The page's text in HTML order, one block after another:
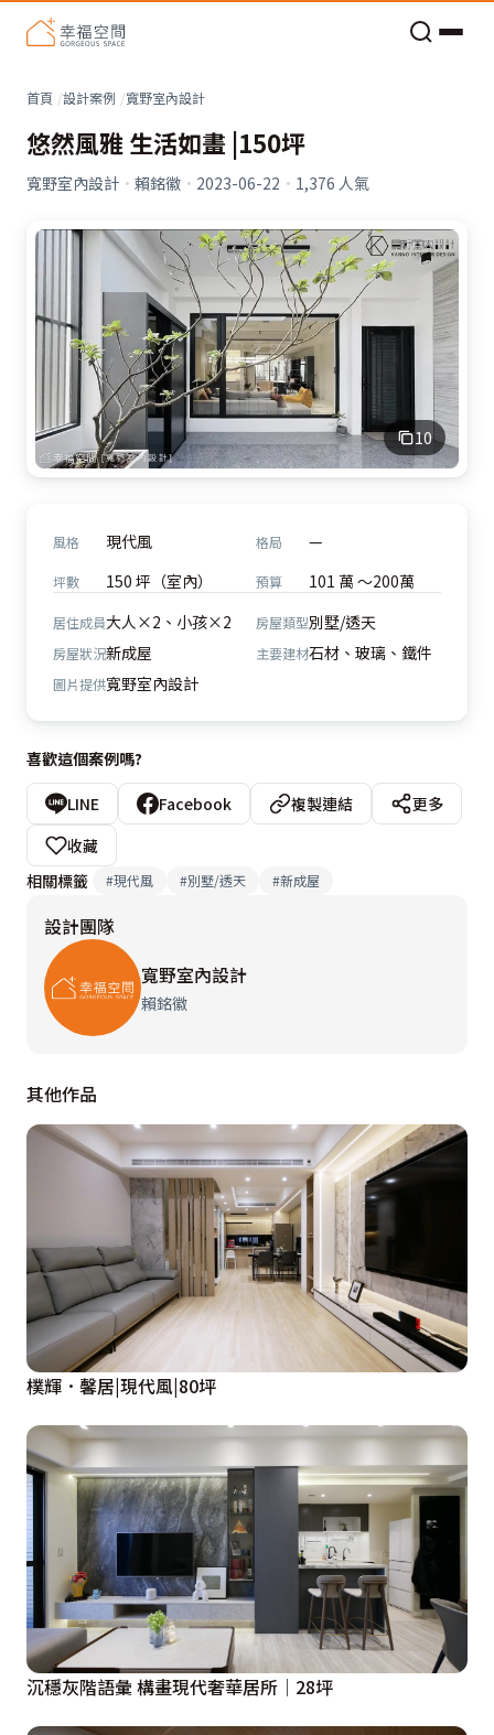
首頁 設計案例 寬野室內設計
悠然風雅 生活如畫 |150坪
寬野室內設計 · 賴銘徽 · 2023-06-22 · 1,376 人氣
10
風格 現代風 格局 —
坪數 150 坪（室內） 預算 101 萬 ～200萬
居住成員大人×2、小孩×2 房屋類型別墅/透天
房屋狀況新成屋 主要建材石材、玻璃、鐵件
圖片提供寬野室內設計
喜歡這個案例嗎?
LINE Facebook 複製連結
更多
收藏
相關標籤
#現代風 #別墅/透天 #新成屋
設計團隊
寬野室內設計
賴銘徽
其他作品
樸輝．馨居|現代風|80坪
沉穩灰階語彙 構畫現代奢華居所│28坪